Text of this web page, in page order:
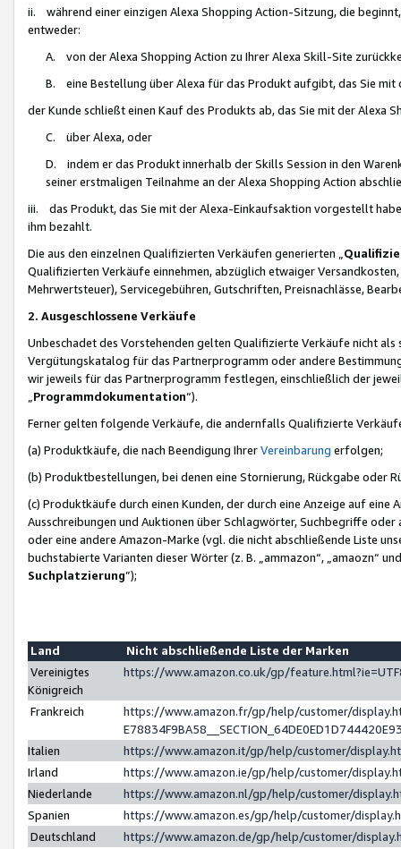
ii. während einer einzigen Alexa Shopping Action-Sitzung, die
entweder:
A. von der Alexa Shopping Action zu Ihrer Alexa Skill-Site
B. eine Bestellung über Alexa für das Produkt aufgibt, das Sie mit
der Kunde schließt einen Kauf des Produkts ab, das Sie mit der Alexa
C. über Alexa, oder
D. indem er das Produkt innerhalb der Skills Session in den
seiner erstmaligen Teilnahme an der Alexa Shopping Action
iii. das Produkt, das Sie mit der Alexa-Einkaufsaktion vorgestellt
ihm bezahlt.
Die aus den einzelnen Qualifizierten Verkäufen generierten „
Qualifizierten Verkäufe einnehmen, abzüglich etwaiger
Mehrwertsteuer), Servicegebühren, Gutschriften, Preisnachlässe,
2. Ausgeschlossene Verkäufe
Unbeschadet des Vorstehenden gelten Qualifizierte Verkäufe nicht
Vergütungskatalog für das Partnerprogramm oder andere
wir jeweils für das Partnerprogramm festlegen, einschließlich der
Programmdokumentation“).
Ferner gelten folgende Verkäufe, die andernfalls Qualifizierte
(a) Produktkäufe, die nach Beendigung IhrerVereinbarung erfolgen;
(b) Produktbestellungen, bei denen eine Stornierung, Rückgabe oder
(c) Produktkäufe durch einen Kunden, der durch eine Anzeige auf
Ausschreibungen und Auktionen über Schlagwörter, Suchbegriffe
oder eine andere Amazon-Marke (vgl. die nicht abschließende Liste
buchstabierte Varianten dieser Wörter (z. B. „ammazon“, „amaozn“
Suchplatzierung”);
Land
Nicht abschließende Liste der Marken
Vereinigtes
Königreich
https://www.amazon.co.uk/gp/
Frankreich
https://www.amazon.fr/gp/help/customer/
Italien
https://www.amazon.it/gp/help/customer/
Irland
https://www.amazon.ie/gp/help/customer/
Niederlande
https://www.amazon.nl/gp/help/customer/
Spanien
https://www.amazon.es/gp/help/customer/
Deutschland
https://www.amazon.de/gp/help/customer/